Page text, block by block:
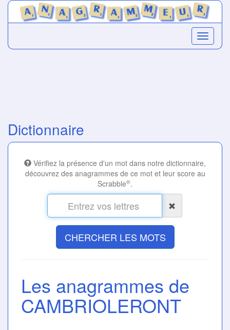
Dictionnaire
Vérifiez la présence d'un mot dans notre dictionnaire,
découvrez des anagrammes de ce mot et leur score au
Scrabble®.
CHERCHER LES MOTS
Les anagrammes de
CAMBRIOLERONT